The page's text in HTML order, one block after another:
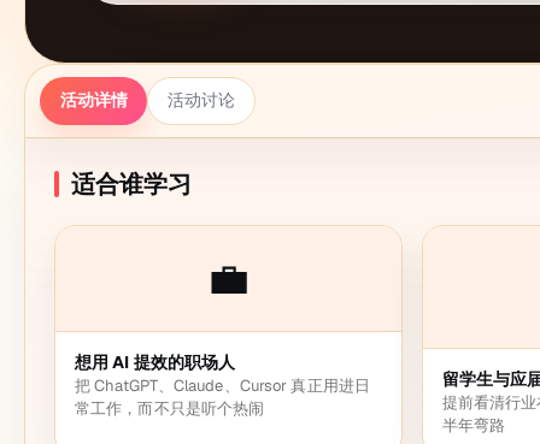
活动详情 活动讨论
适合谁学习
💼
想用 AI 提效的职场人
把 ChatGPT、Claude、Cursor 真正用进日
常工作，而不只是听个热闹
留学生与应
提前看清行
半年弯路